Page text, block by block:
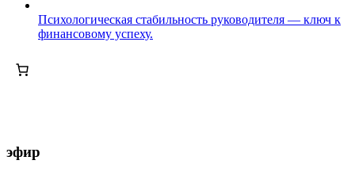
Психологическая стабильность руководителя — ключ к
финансовому успеху.
эфир